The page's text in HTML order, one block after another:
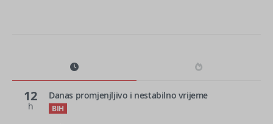
12
h
Danas promjenjljivo i nestabilno vrijeme
BIH